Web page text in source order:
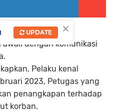
biasanya pelaku
dengan komunikasi
Pelaku kenal
2023, Petugas yang
penangkapan terhadap
korban.
×
UPDATE